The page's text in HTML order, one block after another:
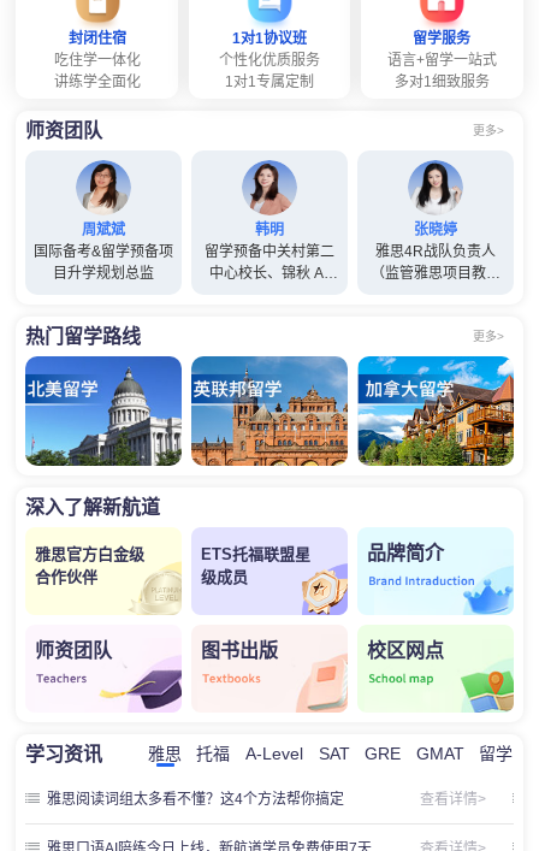
封闭住宿
吃住学一体化
讲练学全面化
1对1协议班
个性化优质服务
1对1专属定制
留学服务
语言+留学一站式
多对1细致服务
师资团队 更多>
周斌斌
国际备考&留学预备项
目升学规划总监
韩明
留学预备中关村第二
中心校长、锦秋 A-
张晓婷
雅思4R战队负责人
（监管雅思项目教师
热门留学路线 更多>
深入了解新航道
雅思官方白金级
合作伙伴
ETS托福联盟星
级成员
品牌简介
师资团队 图书出版 校区网点
学习资讯 雅思 托福 A-Level SAT GRE GMAT 留学
雅思阅读词组太多看不懂？这4个方法帮你搞定 查看详情>